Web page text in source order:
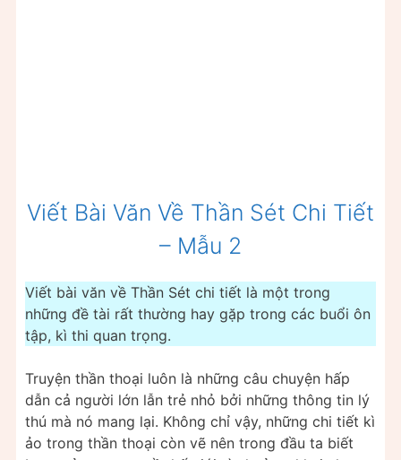
Viết Bài Văn Về Thần Sét Chi Tiết
– Mẫu 2
Viết bài văn về Thần Sét chi tiết là một trong
những đề tài rất thường hay gặp trong các buổi ôn
tập, kì thi quan trọng.
Truyện thần thoại luôn là những câu chuyện hấp
dẫn cả người lớn lẫn trẻ nhỏ bởi những thông tin lý
thú mà nó mang lại. Không chỉ vậy, những chi tiết kì
ảo trong thần thoại còn vẽ nên trong đầu ta biết